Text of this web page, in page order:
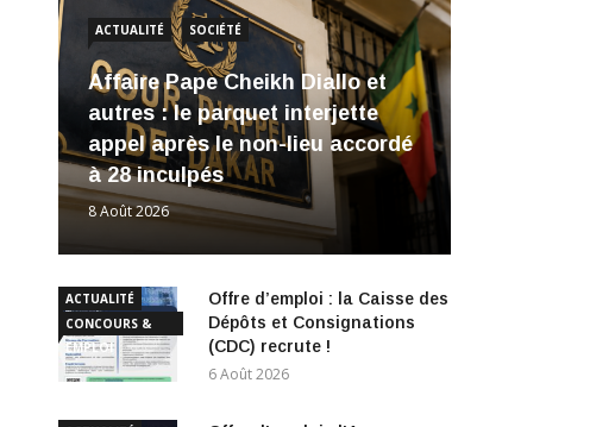
ACTUALITÉ SOCIÉTÉ
Affaire Pape Cheikh Diallo et
autres : le parquet interjette
appel après le non-lieu accordé
à 28 inculpés
8 Août 2026
ACTUALITÉ
CONCOURS &
EMPLOI
Offre d’emploi : la Caisse des
Dépôts et Consignations
(CDC) recrute !
6 Août 2026